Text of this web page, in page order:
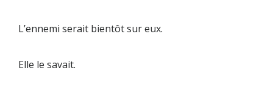
L’ennemi serait bientôt sur eux.
Elle le savait.